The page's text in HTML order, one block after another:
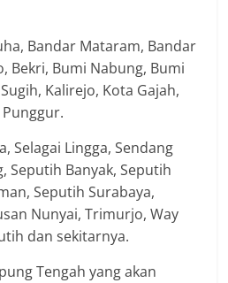
Bandar Mataram, Bandar
Bekri, Bumi Nabung, Bumi
Kalirejo, Kota Gajah,
Selagai Lingga, Sendang
Seputih Banyak, Seputih
Seputih Surabaya,
Nunyai, Trimurjo, Way
dan sekitarnya.
Tengah yang akan